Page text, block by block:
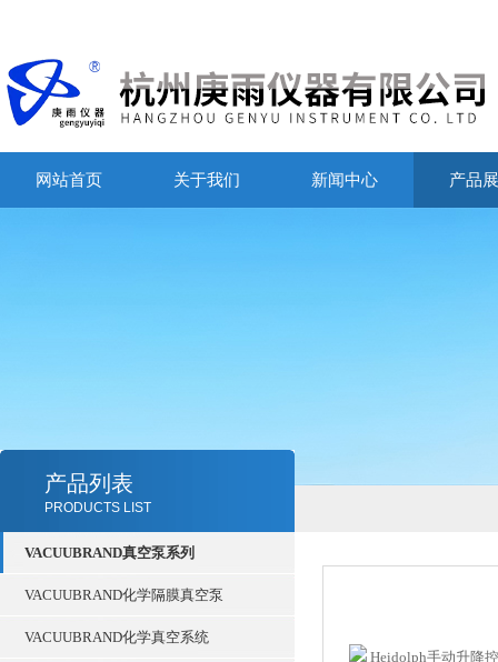
网站首页 关于我们 新闻中心 产品
产品列表
PRODUCTS LIST
VACUUBRAND真空泵系列
VACUUBRAND化学隔膜真空泵
VACUUBRAND化学真空系统